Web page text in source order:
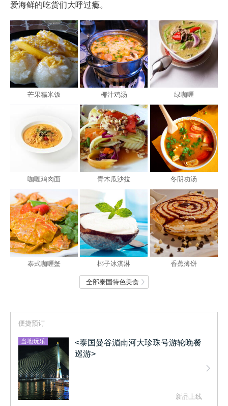
爱海鲜的吃货们大呼过瘾。
芒果糯米饭 椰汁鸡汤 绿咖喱
咖喱鸡肉面 青木瓜沙拉 冬阴功汤
泰式咖喱蟹 椰子冰淇淋 香蕉薄饼
全部泰国特色美食
便捷预订
当地玩乐
<泰国曼谷湄南河大珍珠号游轮晚餐
巡游>
新品上线